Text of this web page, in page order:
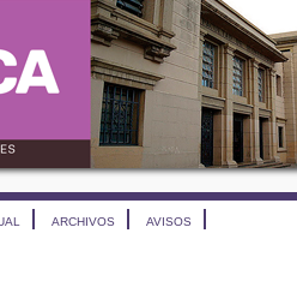
ARCHIVOS AVISOS